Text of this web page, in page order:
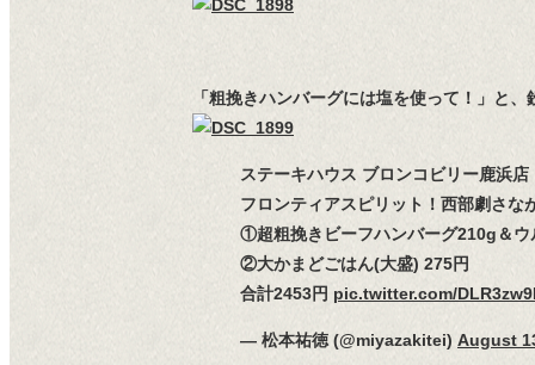
「粗挽きハンバーグには塩を使って！」と
ステーキハウス ブロンコビリー鹿浜店
フロンティアスピリット！西部劇さな
①超粗挽きビーフハンバーグ210g＆
②大かまどごはん(大盛) 275円
合計2453円 pic.twitter.com/
— 松本祐徳 (@miyazakitei) August